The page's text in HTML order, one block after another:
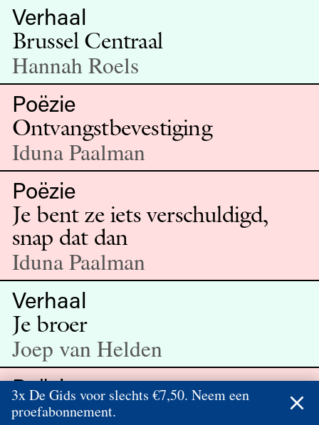
Verhaal
Brussel Centraal
Hannah Roels
Poëzie
Ontvangstbevestiging
Iduna Paalman
Poëzie
Je bent ze iets verschuldigd,
snap dat dan
Iduna Paalman
Verhaal
Je broer
Joep van Helden
Poëzie
Klein Hooglied
3x De Gids voor slechts €7,50. Neem een
proefabonnement.